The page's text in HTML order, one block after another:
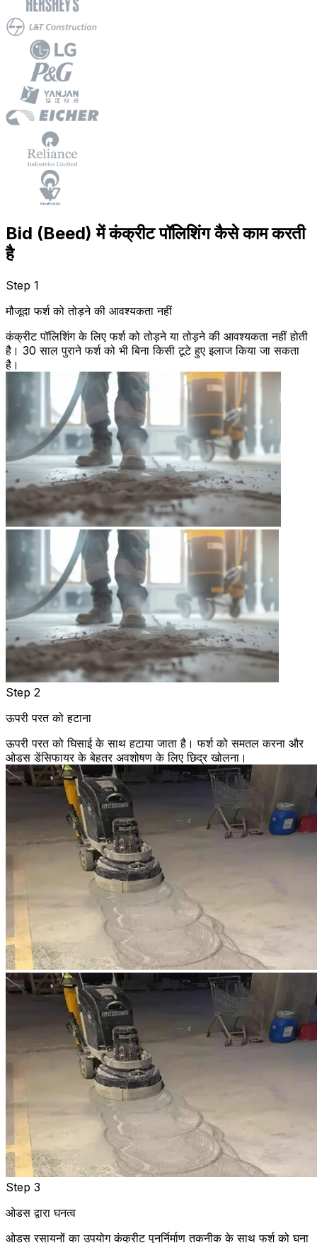
Bid (Beed) में कंक्रीट पॉलिशिंग कैसे काम करती
है
Step 1
मौजूदा फर्श को तोड़ने की आवश्यकता नहीं
कंक्रीट पॉलिशिंग के लिए फर्श को तोड़ने या तोड़ने की आवश्यकता नहीं होती
है। 30 साल पुराने फर्श को भी बिना किसी टूटे हुए इलाज किया जा सकता
है।
Step 2
ऊपरी परत को हटाना
ऊपरी परत को घिसाई के साथ हटाया जाता है। फर्श को समतल करना और
ओडस डेंसिफायर के बेहतर अवशोषण के लिए छिद्र खोलना।
Step 3
ओडस द्वारा घनत्व
ओडस रसायनों का उपयोग कंक्रीट पुनर्निर्माण तकनीक के साथ फर्श को घना